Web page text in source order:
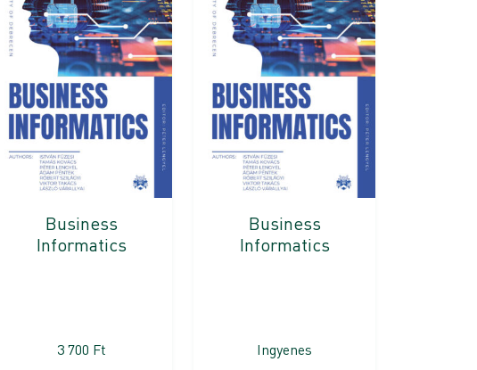
Business
Informatics
3 700 Ft
Business
Informatics
Ingyenes